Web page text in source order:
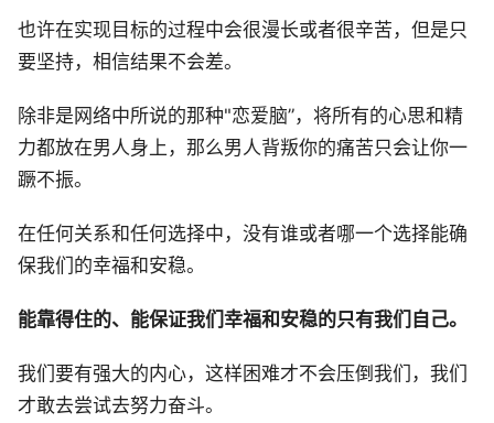
也许在实现目标的过程中会很漫长或者很辛苦，但是只
要坚持，相信结果不会差。
除非是网络中所说的那种"恋爱脑”，将所有的心思和精
力都放在男人身上，那么男人背叛你的痛苦只会让你一
蹶不振。
在任何关系和任何选择中，没有谁或者哪一个选择能确
保我们的幸福和安稳。
能靠得住的、能保证我们幸福和安稳的只有我们自己。
我们要有强大的内心，这样困难才不会压倒我们，我们
才敢去尝试去努力奋斗。